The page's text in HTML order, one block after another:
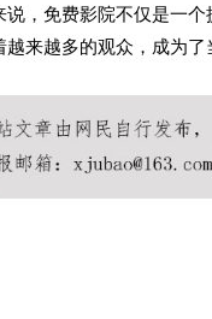
说，免费影院不仅是一
越来越多的观众，成为